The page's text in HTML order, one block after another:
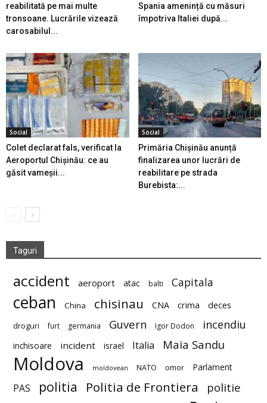
reabilitată pe mai multe
tronsoane. Lucrările vizează
carosabilul...
Spania amenință cu măsuri
împotriva Italiei după...
Social
Colet declarat fals, verificat la
Aeroportul Chișinău: ce au
găsit vameșii...
Social
Primăria Chișinău anunță
finalizarea unor lucrări de
reabilitare pe strada
Burebista:...
Taguri
accident aeroport atac balti Capitala
ceban China chisinau CNA crima deces
droguri furt germania Guvern Igor Dodon incendiu
inchisoare incident israel Italia Maia Sandu
Moldova moldovean NATO omor Parlament
PAS politia Politia de Frontiera politie